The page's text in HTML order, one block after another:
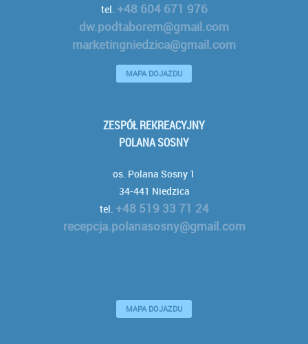
tel. +48 604 671 976
dw.podtaborem@gmail.com
marketingniedzica@gmail.com
MAPA DOJAZDU
ZESPÓŁ REKREACYJNY
POLANA SOSNY
os. Polana Sosny 1
34-441 Niedzica
tel. +48 519 33 71 24
recepcja.polanasosny@gmail.com
MAPA DOJAZDU